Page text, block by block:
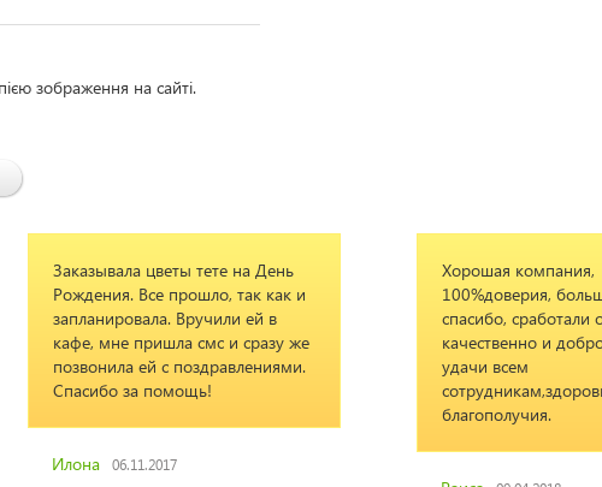
зображення на сайті.
цветы тете на День
Все прошло, так как и
Вручили ей в
мне пришла смс и сразу же
ей с поздравлениями.
за помощь!
06.11.2017
Хорошая компания,
100%доверия, большущее
спасибо, сработали очень быстро,
качественно и добросовестно,
сотрудникам,здоровья и
благополучия.